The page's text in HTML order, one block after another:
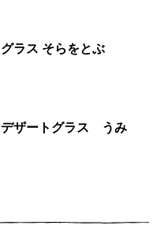
ノラネコぐんだん グラス そらをとぶ
ノラネコぐんだん デザートグラス うみ